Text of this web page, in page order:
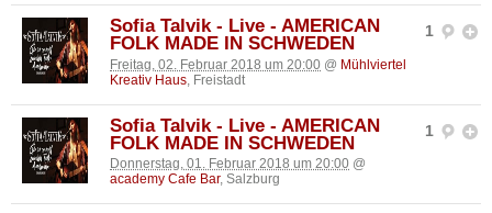
1
Sofia Talvik - Live - AMERICAN
FOLK MADE IN SCHWEDEN
Freitag, 02. Februar 2018 um 20:00 @ Mühlviertel
Kreativ Haus , Freistadt
1
Sofia Talvik - Live - AMERICAN
FOLK MADE IN SCHWEDEN
Donnerstag, 01. Februar 2018 um 20:00 @
academy Cafe Bar, Salzburg